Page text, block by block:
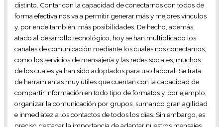
distinto. Contar con la capacidad de conectarnos con todos de
forma efectiva nos va a permitir generar más y mejores vínculos
y, por ende también, más posibilidades. De hecho, además,
atado al desarrollo tecnológico, hoy se han multiplicado los
canales de comunicación mediante los cuales nos conectamos,
como los servicios de mensajería y las redes sociales, muchos
de los cuales ya han sido adoptados para uso laboral. Se trata
de herramientas muy útiles que cuentan con la capacidad de
compartir información en todo tipo de formatos y, por ejemplo,
organizar la comunicación por grupos, sumando gran agilidad
e inmediatez a los contactos de todos los días. Sin embargo, es
preciso destacar la importancia de adaptar nuestros mensajes